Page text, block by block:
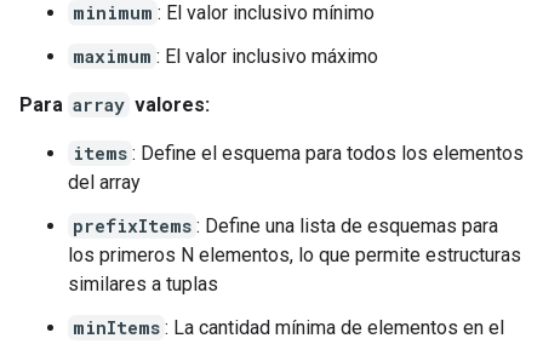
minimum : El valor inclusivo mínimo
maximum : El valor inclusivo máximo
Para array valores:
items : Define el esquema para todos los elementos
del array
prefixItems : Define una lista de esquemas para
los primeros N elementos, lo que permite estructuras
similares a tuplas
minItems : La cantidad mínima de elementos en el